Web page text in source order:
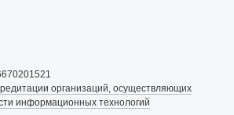
организаций, осуществляющих
информационных технологий